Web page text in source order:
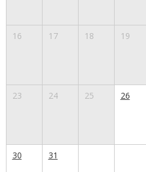
16 17 18 19
23 24 25 26
30 31